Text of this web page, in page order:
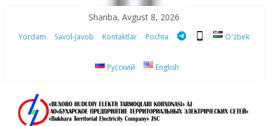
content
Shanba, Avgust 8, 2026
Yordam Savol-Javob Kontaktlar Pochta Oʻzbek
Русский English